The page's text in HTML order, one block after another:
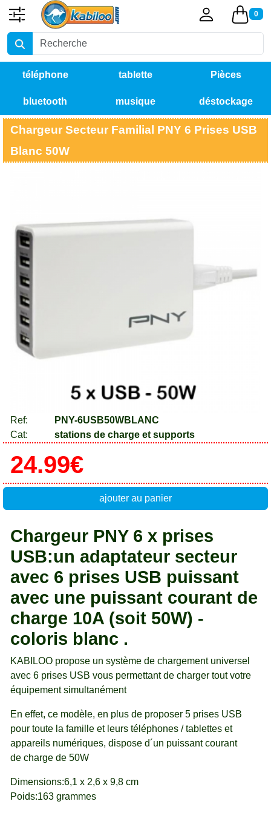
0
téléphone tablette Pièces
détachées
bluetooth musique déstockage
Chargeur Secteur Familial PNY 6 Prises USB
Blanc 50W
Ref:
PNY-6USB50WBLANC
Cat:
stations de charge et supports
24.99€
ajouter au panier
Chargeur PNY 6 x prises
USB:un adaptateur secteur
avec 6 prises USB puissant
avec une puissant courant de
charge 10A (soit 50W) -
coloris blanc .
KABILOO propose un système de chargement universel
avec 6 prises USB vous permettant de charger tout votre
équipement simultanément
En effet, ce modèle, en plus de proposer 5 prises USB
pour toute la famille et leurs téléphones / tablettes et
appareils numériques, dispose d´un puissant courant
de charge de 50W
Dimensions:6,1 x 2,6 x 9,8 cm
Poids:163 grammes